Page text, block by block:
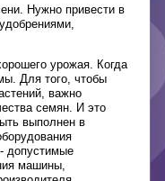
Нужно привести в
урожая. Когда
Для того, чтобы
важно
семян. И это
выполнен в
допустимые
машины,